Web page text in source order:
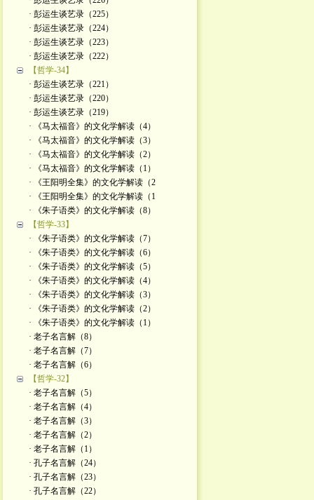
· 彭运生谈艺录（225）
· 彭运生谈艺录（224）
· 彭运生谈艺录（223）
· 彭运生谈艺录（222）
【哲学-34】
· 彭运生谈艺录（221）
· 彭运生谈艺录（220）
· 彭运生谈艺录（219）
· 《马太福音》的文化学解读（4）
· 《马太福音》的文化学解读（3）
· 《马太福音》的文化学解读（2）
· 《马太福音》的文化学解读（1）
· 《王阳明全集》的文化学解读（2
· 《王阳明全集》的文化学解读（1
· 《朱子语类》的文化学解读（8）
【哲学-33】
· 《朱子语类》的文化学解读（7）
· 《朱子语类》的文化学解读（6）
· 《朱子语类》的文化学解读（5）
· 《朱子语类》的文化学解读（4）
· 《朱子语类》的文化学解读（3）
· 《朱子语类》的文化学解读（2）
· 《朱子语类》的文化学解读（1）
· 老子名言解（8）
· 老子名言解（7）
· 老子名言解（6）
【哲学-32】
· 老子名言解（5）
· 老子名言解（4）
· 老子名言解（3）
· 老子名言解（2）
· 老子名言解（1）
· 孔子名言解（24）
· 孔子名言解（23）
· 孔子名言解（22）